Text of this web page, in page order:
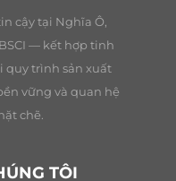
cậy tại Nghĩa Ô,
— kết hợp tinh
quy trình sản xuất
vững và quan hệ
chẽ.
TÔI